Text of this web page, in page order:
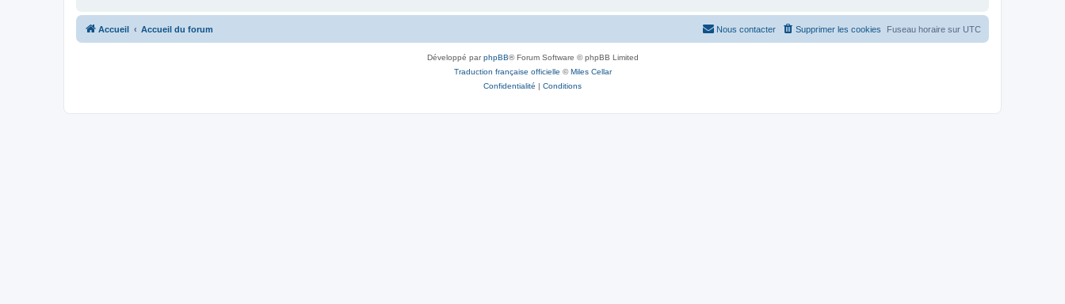
Accueil Accueil du forum Fuseau horaire sur UTC
Supprimer les cookies
Nous contacter
Développé parphpBB® Forum Software © phpBB Limited
Traduction française officielle ©Miles Cellar
Confidentialité | Conditions